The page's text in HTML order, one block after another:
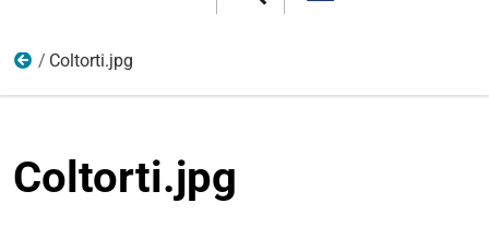
Settembre
Coltorti.jpg
Coltorti.jpg